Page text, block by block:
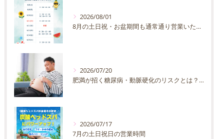
2026/08/01
8月の土日祝・お盆期間も通常通り営業いたします
2026/07/20
肥満が招く糖尿病・動脈硬化のリスクとは？30代40代男性が今すぐ始めたい予防法を徹底解説
2026/07/17
7月の土日祝日の営業時間